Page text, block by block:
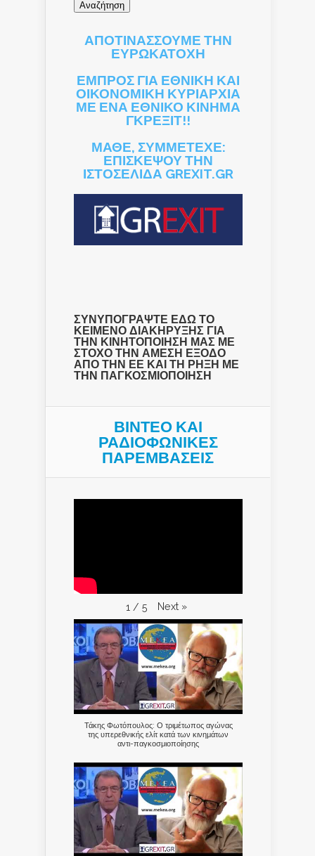
ΑΠΟΤΙΝΑΣΣΟΥΜΕ ΤΗΝ
ΕΥΡΩΚΑΤΟΧΗ
ΕΜΠΡΟΣ ΓΙΑ ΕΘΝΙΚΗ ΚΑΙ
ΟΙΚΟΝΟΜΙΚΗ ΚΥΡΙΑΡΧΙΑ
ΜΕ ΕΝΑ ΕΘΝΙΚΟ ΚΙΝΗΜΑ
ΓΚΡΕΞΙΤ!!
ΜΑΘΕ, ΣΥΜΜΕΤΕΧΕ:
ΕΠΙΣΚΕΨΟΥ ΤΗΝ
ΙΣΤΟΣΕΛΙΔΑ GREXIT.GR
ΣΥΝΥΠΟΓΡΑΨΤΕ ΕΔΩ ΤΟ
ΚΕΙΜΕΝΟ ΔΙΑΚΗΡΥΞΗΣ ΓΙΑ
ΤΗΝ ΚΙΝΗΤΟΠΟΙΗΣΗ ΜΑΣ ΜΕ
ΣΤΟΧΟ ΤΗΝ ΑΜΕΣΗ ΕΞΟΔΟ
ΑΠΟ ΤΗΝ ΕΕ ΚΑΙ ΤΗ ΡΗΞΗ ΜΕ
ΤΗΝ ΠΑΓΚΟΣΜΙΟΠΟΙΗΣΗ
ΒΙΝΤΕΟ ΚΑΙ
ΡΑΔΙΟΦΩΝΙΚΕΣ
ΠΑΡΕΜΒΑΣΕΙΣ
1 / 5 Next »
Τάκης Φωτόπουλος: Ο τριμέτωπος αγώνας
της υπερεθνικής ελίτ κατά των κινημάτων
αντι-παγκοσμιοποίησης